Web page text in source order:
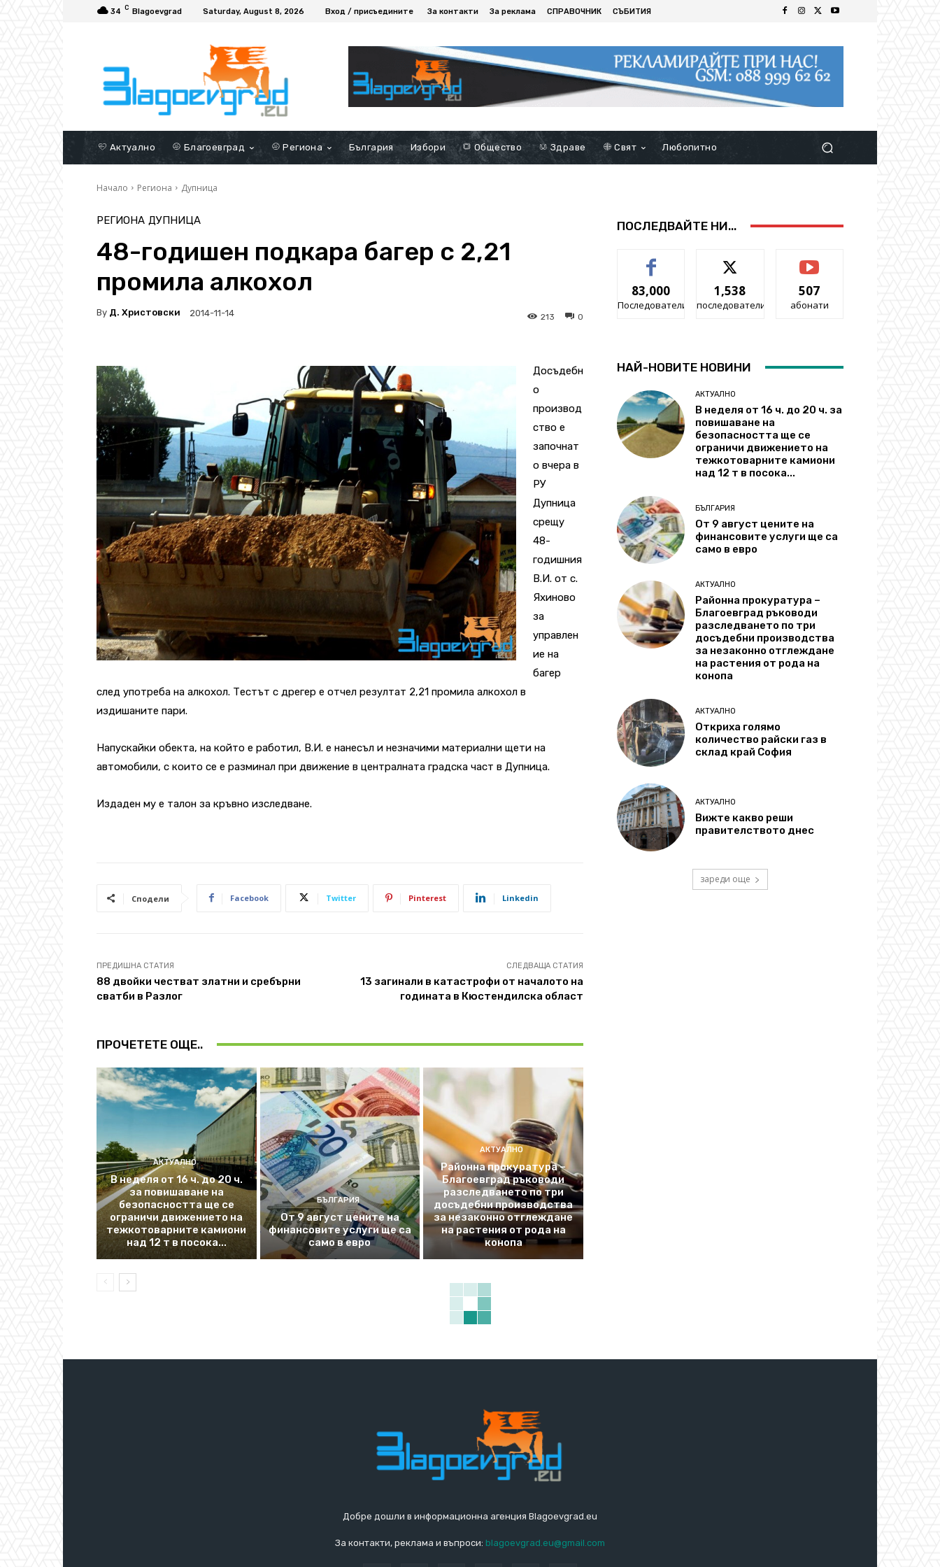
34 C Blagoevgrad Saturday, August 8, 2026 Вход / присъедините За контакти За реклама СПРАВОЧНИК СЪБИТИЯ
Актуално Благоевград Региона България Избори Общество Здраве Свят Любопитно
Начало Региона Дупница
РЕГИОНА ДУПНИЦА
48-годишен подкара багер с 2,21
промила алкохол
By Д. Христовски 2014-11-14 0
213
Досъдебн
о
производ
ство е
започнат
о вчера в
РУ
Дупница
срещу
48-
годишния
В.И. от с.
Яхиново
за
управлен
ие на
багер
след употреба на алкохол. Тестът с дрегер е отчел резултат 2,21 промила алкохол в
издишаните пари.
Напускайки обекта, на който е работил, В.И. е нанесъл и незначими материални щети на
автомобили, с които се е разминал при движение в централната градска част в Дупница.
Издаден му е талон за кръвно изследване.
Сподели Facebook Twitter Pinterest Linkedin
ПРЕДИШНА СТАТИЯ
88 двойки честват златни и сребърни
сватби в Разлог
СЛЕДВАЩА СТАТИЯ
13 загинали в катастрофи от началото на
годината в Кюстендилска област
ПРОЧЕТЕТЕ ОЩЕ..
АКТУАЛНО
В неделя от 16 ч. до 20 ч.
за повишаване на
безопасността ще се
ограничи движението на
тежкотоварните камиони
над 12 т в посока...
БЪЛГАРИЯ
От 9 август цените на
финансовите услуги ще са
само в евро
АКТУАЛНО
Районна прокуратура –
Благоевград ръководи
разследването по три
досъдебни производства
за незаконно отглеждане
на растения от рода на
конопа
ПОСЛЕДВАЙТЕ НИ...
83,000
Последователи
1,538
последователи
507
абонати
НАЙ-НОВИТЕ НОВИНИ
АКТУАЛНО
В неделя от 16 ч. до 20 ч. за
повишаване на
безопасността ще се
ограничи движението на
тежкотоварните камиони
над 12 т в посока...
БЪЛГАРИЯ
От 9 август цените на
финансовите услуги ще са
само в евро
АКТУАЛНО
Районна прокуратура –
Благоевград ръководи
разследването по три
досъдебни производства
за незаконно отглеждане
на растения от рода на
конопа
АКТУАЛНО
Откриха голямо
количество райски газ в
склад край София
АКТУАЛНО
Вижте какво реши
правителството днес
зареди още
Добре дошли в информационна агенция Blagoevgrad.eu
За контакти, реклама и въпроси: blagoevgrad.eu@gmail.com